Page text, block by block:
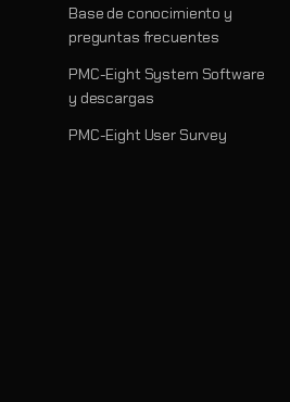
Base de conocimiento y
preguntas frecuentes
PMC-Eight System Software
y descargas
PMC-Eight User Survey